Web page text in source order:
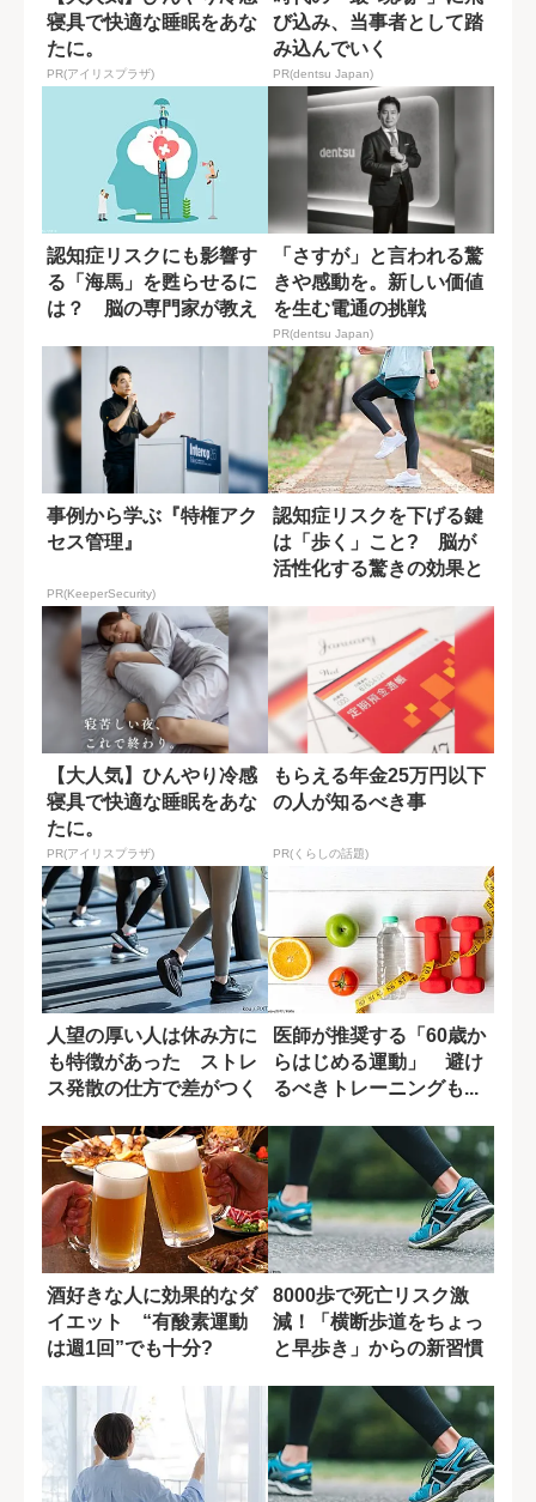
寝具で快適な睡眠をあな
たに。
PR(アイリスプラザ)
び込み、当事者として踏
み込んでいく
PR(dentsu Japan)
認知症リスクにも影響す
る「海馬」を甦らせるに
は？ 脳の専門家が教え
「さすが」と言われる驚
きや感動を。新しい価値
を生む電通の挑戦
PR(dentsu Japan)
事例から学ぶ『特権アク
セス管理』
PR(KeeperSecurity)
認知症リスクを下げる鍵
は「歩く」こと? 脳が
活性化する驚きの効果と
【大人気】ひんやり冷感
寝具で快適な睡眠をあな
たに。
PR(アイリスプラザ)
もらえる年金25万円以下
の人が知るべき事
PR(くらしの話題)
人望の厚い人は休み方に
も特徴があった ストレ
ス発散の仕方で差がつく
医師が推奨する「60歳か
らはじめる運動」 避け
るべきトレーニングも...
酒好きな人に効果的なダ
イエット “有酸素運動
は週1回”でも十分?
8000歩で死亡リスク激
減！「横断歩道をちょっ
と早歩き」からの新習慣